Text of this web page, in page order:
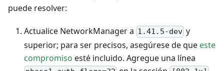
puede resolver:
Actualice NetworkManager a 1.41.5-dev y
superior; para ser precisos, asegúrese de que este
compromiso esté incluido. Agregue una línea